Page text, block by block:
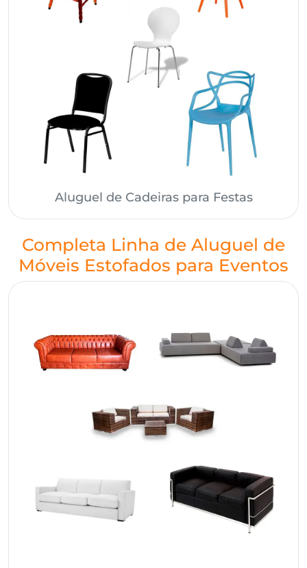
Aluguel de Cadeiras para Festas
Completa Linha de Aluguel de
Móveis Estofados para Eventos